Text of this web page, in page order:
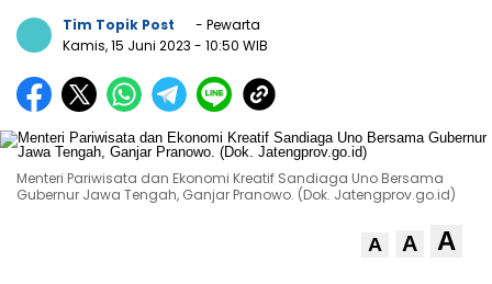
Tim Topik Post
- Pewarta
Kamis, 15 Juni 2023 - 10:50 WIB
Menteri Pariwisata dan Ekonomi Kreatif Sandiaga Uno Bersama
Gubernur Jawa Tengah, Ganjar Pranowo. (Dok. Jatengprov.go.id)
A A A